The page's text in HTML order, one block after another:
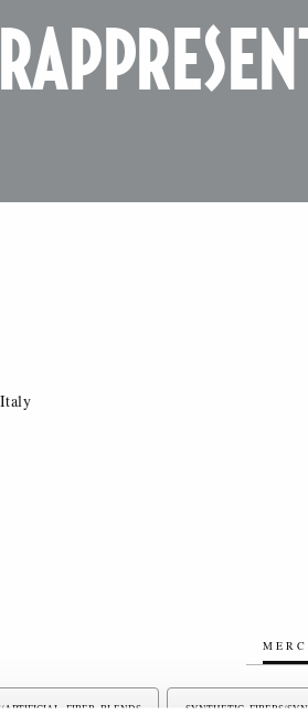
ARTIFICIAL FIBER BLENDS SYNTHETIC FIBERS/